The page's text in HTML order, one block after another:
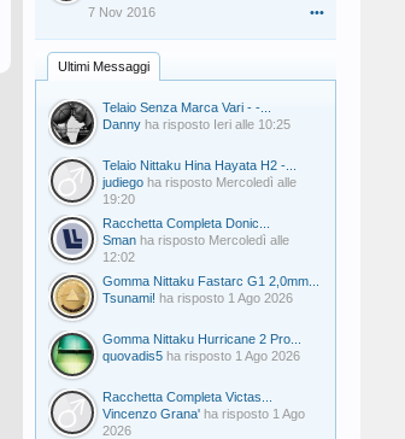
7 Nov 2016
•••
Ultimi Messaggi
Telaio Senza Marca Vari - -...
Danny ha risposto Ieri alle 10:25
Telaio Nittaku Hina Hayata H2 -...
judiego ha risposto Mercoledì alle
19:20
Racchetta Completa Donic...
Sman ha risposto Mercoledì alle
12:02
Gomma Nittaku Fastarc G1 2,0mm...
Tsunami! ha risposto 1 Ago 2026
Gomma Nittaku Hurricane 2 Pro...
quovadis5 ha risposto 1 Ago 2026
Racchetta Completa Victas...
Vincenzo Grana' ha risposto 1 Ago
2026